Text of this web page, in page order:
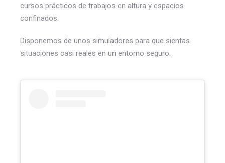
cursos prácticos de trabajos en altura y espacios
confinados.
Disponemos de unos simuladores para que sientas
situaciones casi reales en un entorno seguro.